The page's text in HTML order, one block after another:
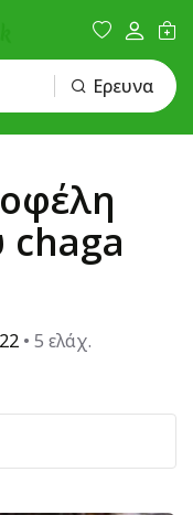
Ερευνα
chaga
• 5 ελάχ.